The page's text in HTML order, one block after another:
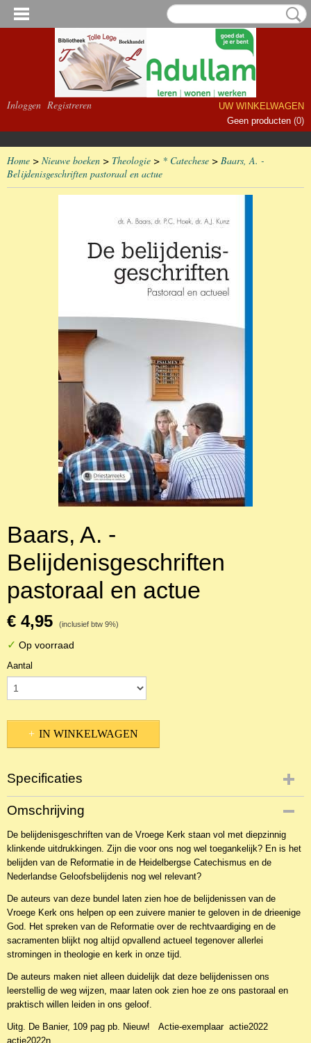
Inloggen Registreren
UW WINKELWAGEN
Geen producten (0)
Home > Nieuwe boeken > Theologie > * Catechese > Baars, A. -
Belijdenisgeschriften pastoraal en actue
Baars, A. -
Belijdenisgeschriften
pastoraal en actue
€ 4,95 (inclusief btw 9%)
✓ Op voorraad
Aantal
IN WINKELWAGEN
Specificaties
Productcode
NBKTDi-14567
EAN code
9789402900057
Omschrijving
De belijdenisgeschriften van de Vroege Kerk staan vol met diepzinnig
klinkende uitdrukkingen. Zijn die voor ons nog wel toegankelijk? En is het
belijden van de Reformatie in de Heidelbergse Catechismus en de
Nederlandse Geloofsbelijdenis nog wel relevant?
De auteurs van deze bundel laten zien hoe de belijdenissen van de
Vroege Kerk ons helpen op een zuivere manier te geloven in de drieenige
God. Het spreken van de Reformatie over de rechtvaardiging en de
sacramenten blijkt nog altijd opvallend actueel tegenover allerlei
stromingen in theologie en kerk in onze tijd.
De auteurs maken niet alleen duidelijk dat deze belijdenissen ons
leerstellig de weg wijzen, maar laten ook zien hoe ze ons pastoraal en
praktisch willen leiden in ons geloof.
Uitg. De Banier, 109 pag pb. Nieuw! Actie-exemplaar actie2022
actie2022n